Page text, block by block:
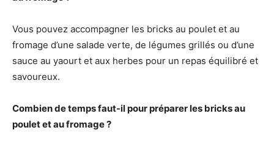
Vous pouvez accompagner les bricks au poulet et au
fromage d’une salade verte, de légumes grillés ou d’une
sauce au yaourt et aux herbes pour un repas équilibré et
savoureux.
Combien de temps faut-il pour préparer les bricks au
poulet et au fromage ?